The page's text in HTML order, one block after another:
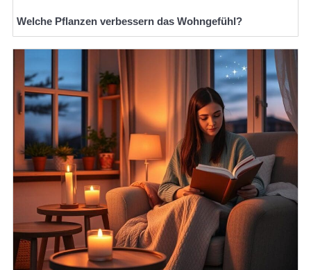
Welche Pflanzen verbessern das Wohngefühl?